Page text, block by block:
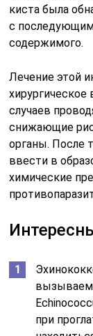
киста была
с последующим
содержимого.
Лечение этой
случаев
снижающие
органы. После
ввести в
химические
при